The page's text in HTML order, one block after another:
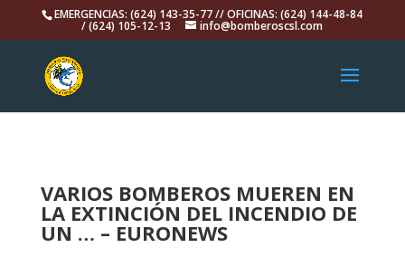
EMERGENCIAS: (624) 143-35-77 // OFICINAS: (624) 144-48-84
/ (624) 105-12-13 info@bomberoscsl.com
VARIOS BOMBEROS MUEREN EN
LA EXTINCIÓN DEL INCENDIO DE
UN … – EURONEWS